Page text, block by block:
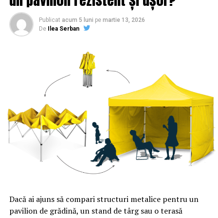
Agerpres
ARTICOLE PE ACEIASI TEMA:
„Arma nucleară” de la ProTV a zdrobit TOTUL în cale |
Lovitură TOTALĂ pentru Dragnea: Până și cel mai FIDEL
aliat l-a PĂRĂSIT! | Sibiul de AZI
Publicat acum 5 luni pe martie 13, 2026
De
Ilea Serban
Dacă ai ajuns să compari structuri metalice pentru un
pavilion de grădină, un stand de târg sau o terasă